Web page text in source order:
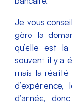
Je vous
gère la
qu’elle est
souvent il y a
mais la
d’année,